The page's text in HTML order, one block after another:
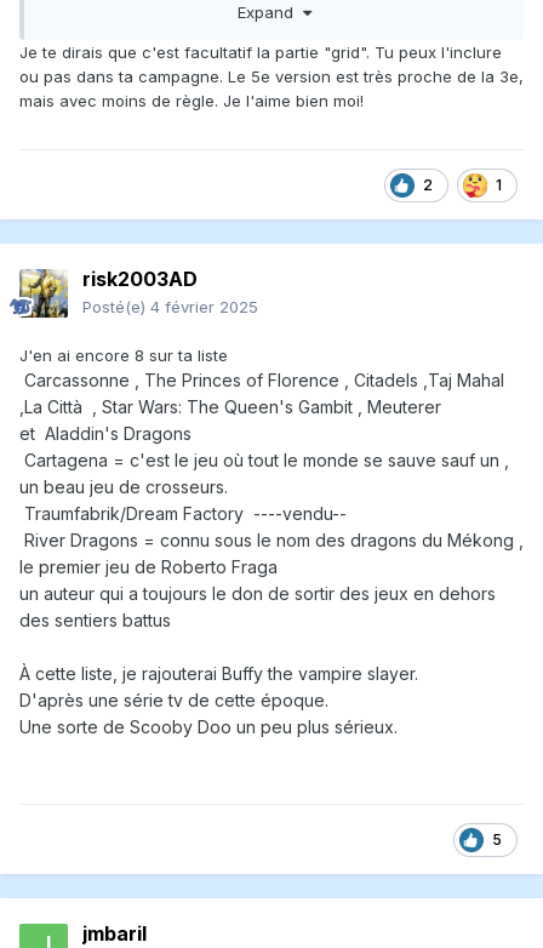
moi. Gérer le mouvement et le range au pied près, c'était
Expand
Je te dirais que c'est facultatif la partie "grid". Tu peux l'inclure
ou pas dans ta campagne. Le 5e version est très proche de la 3e,
mais avec moins de règle. Je l'aime bien moi!
2 1
risk2003AD
Posté(e) 4 février 2025
J'en ai encore 8 sur ta liste
Carcassonne , The Princes of Florence , Citadels ,Taj Mahal
,La Città , Star Wars: The Queen's Gambit , Meuterer
et Aladdin's Dragons
Cartagena = c'est le jeu où tout le monde se sauve sauf un ,
un beau jeu de crosseurs.
Traumfabrik/Dream Factory ----vendu--
River Dragons = connu sous le nom des dragons du Mékong ,
le premier jeu de Roberto Fraga
un auteur qui a toujours le don de sortir des jeux en dehors
des sentiers battus
À cette liste, je rajouterai Buffy the vampire slayer.
D'après une série tv de cette époque.
Une sorte de Scooby Doo un peu plus sérieux.
5
jmbaril